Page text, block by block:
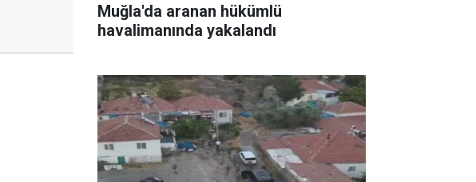
Muğla'da aranan hükümlü
havalimanında yakalandı